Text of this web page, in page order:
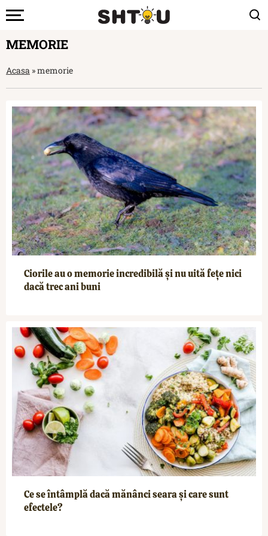
MEMORIE
Acasa »memorie
Ciorile au o memorie incredibilă și nu uită fețe nici
dacă trec ani buni
Ce se întâmplă dacă mănânci seara și care sunt
efectele?